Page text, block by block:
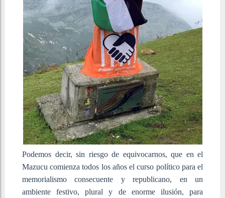
Podemos decir, sin riesgo de equivocarnos, que en el
Mazucu comienza todos los años el curso político para el
memorialismo consecuente y republicano, en un
ambiente festivo, plural y de enorme ilusión, para